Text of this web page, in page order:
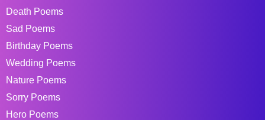
Death Poems
Sad Poems
Birthday Poems
Wedding Poems
Nature Poems
Sorry Poems
Hero Poems